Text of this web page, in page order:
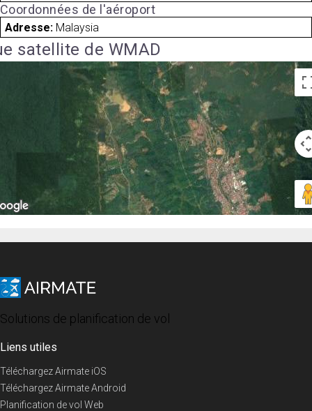
Coordonnées de l'aéroport
Adresse: Malaysia
satellite de WMAD
Solutions de planification de vol
Liens utiles
Téléchargez Airmate iOS
Téléchargez Airmate Android
Planification de vol Web